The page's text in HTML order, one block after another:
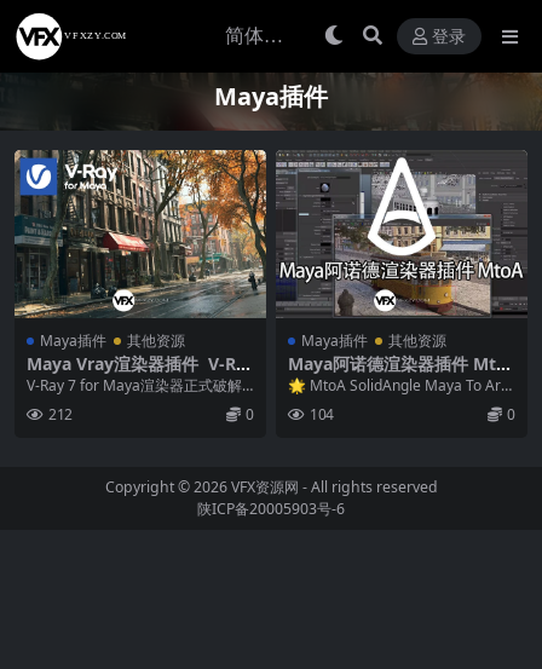
登录
Maya插件
Maya插件 其他资源
Maya Vray渲染器插件 V-Ra
y V7.20.03 Win For Maya 20
23/2024/2025/2026
V-Ray 7 for Maya渲染器正式破解
版 对于需要快速且灵活的渲染器的
三...212 0
Maya插件 其他资源
Maya阿诺德渲染器插件 Mto
A SolidAngle Maya To Arno
ld v5.5.5.1 Win替换破解版
(支持Maya2024/2025/2026)
🌟 MtoA SolidAngle Maya To Arn
104 0
Copyright © 2026VFX资源网 - All rights reserved
陕ICP备20005903号-6